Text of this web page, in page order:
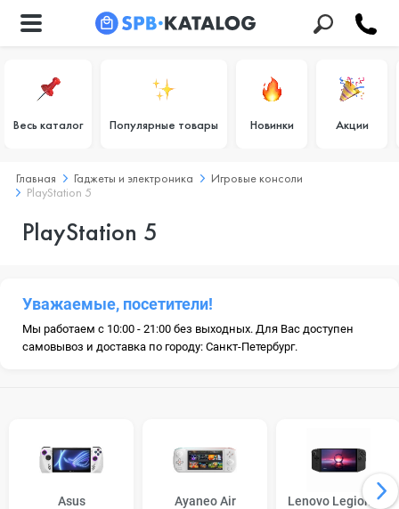
Весь каталог Популярные товары Новинки Акции
Главная Гаджеты и электроника
Игровые консоли
PlayStation 5
PlayStation 5
Уважаемые, посетители!
Мы работаем с 10:00 - 21:00 без выходных. Для Вас доступен
самовывоз и доставка по городу: Санкт-Петербург.
Asus Ayaneo Air Lenovo Legion Go